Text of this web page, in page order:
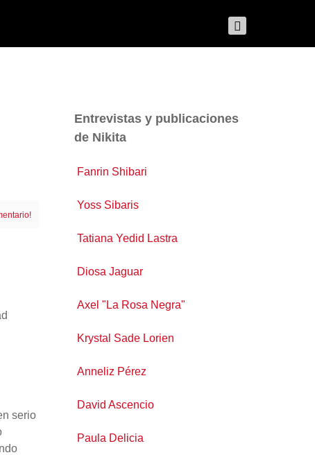
serio
Entrevistas y publicaciones
de Nikita
Fanrin Shibari
Yoss Sibaris
Tatiana Yedid Lastra
Diosa Jaguar
Axel "La Rosa Negra"
Krystal Sade Lorien
Anneliz Pérez
David Ascencio
Paula Delicia